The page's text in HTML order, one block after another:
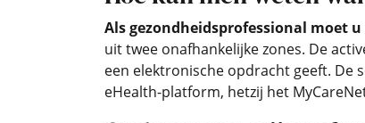
Als gezondheidsprofessional moet
uit twee onafhankelijke zones. De
een elektronische opdracht geeft. De
eHealth-platform, hetzij het